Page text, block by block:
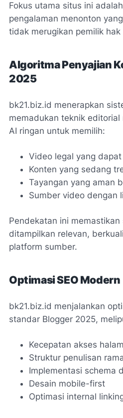
Fokus utama situs ini
pengalaman menonton
tidak merugikan pemilik hak
Algoritma Penyajian
2025
bk21.biz.id menerapkan
memadukan teknik
AI ringan untuk memilih:
Video legal yang
Konten yang sedang
Tayangan yang aman
Sumber video dengan
Pendekatan ini
ditampilkan relevan,
platform sumber.
Optimasi SEO Modern
bk21.biz.id menjalankan
standar Blogger 2025,
Kecepatan akses
Struktur penulisan
Implementasi schema
Desain mobile-first
Optimasi internal